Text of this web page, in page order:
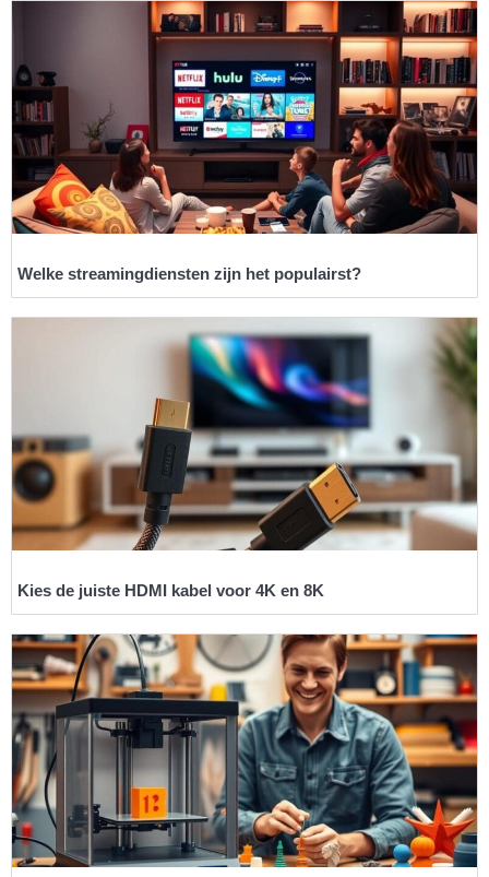
Welke streamingdiensten zijn het populairst?
Kies de juiste HDMI kabel voor 4K en 8K